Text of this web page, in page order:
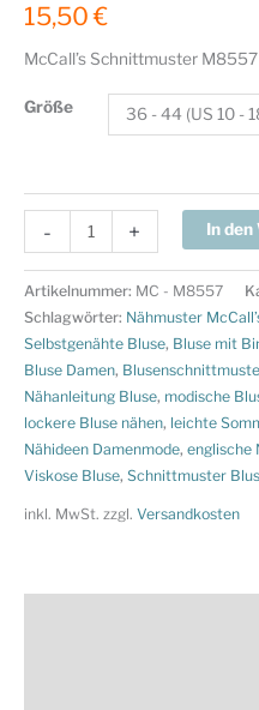
15,50€
McCall’s Schnittmuster
Größe 36 - 44 (US 10 -
-
Schnittmuster
M8557
–
legere
Bluse
mit
Bindebändern
+ In den
Artikelnummer: MC - M8557
Schlagwörter: Nähmuster
Selbstgenähte Bluse, Bluse mit
Bluse Damen,
Nähanleitung Bluse, modische
lockere Bluse nähen, leichte
Nähideen Damenmode, englische
Viskose Bluse, Schnittmuster
inkl. MwSt. zzgl. Versandkosten